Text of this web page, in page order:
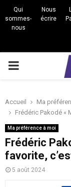
Qui
sommes-
nous
Nous
écrire
PRIMARY
Accueil
Ma
Frédéric Pakodé «
Ma préférence à moi
Frédéric
favorite,
5 août 2024